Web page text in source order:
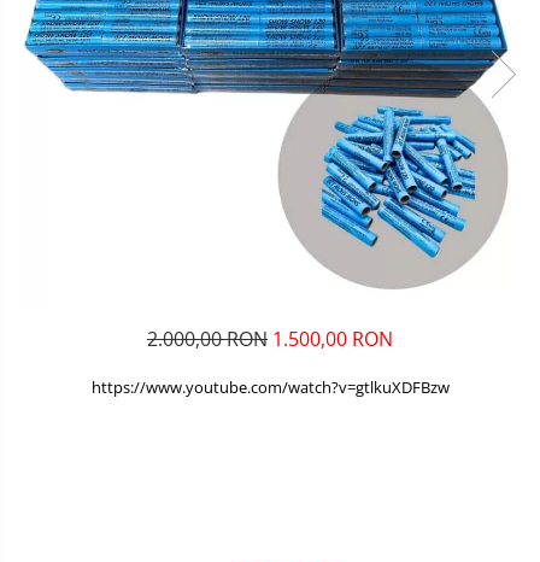
2.000,00 RON 1.500,00 RON
https://www.youtube.com/watch?v=gtlkuXDFBzw